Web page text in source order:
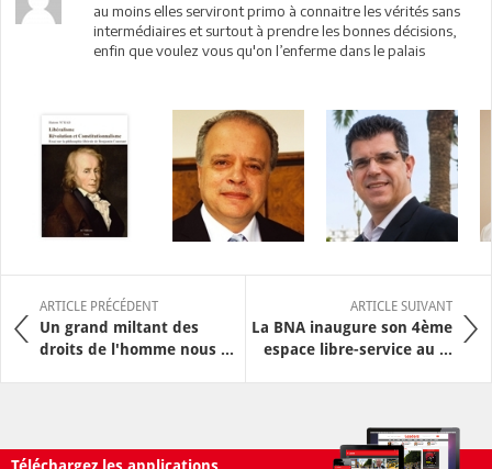
au moins elles serviront primo à connaitre les vérités sans
intermédiaires et surtout à prendre les bonnes décisions,
enfin que voulez vous qu'on l’enferme dans le palais
ARTICLE PRÉCÉDENT
Un grand miltant des
droits de l'homme nous ...
ARTICLE SUIVANT
La BNA inaugure son 4ème
espace libre-service au ...